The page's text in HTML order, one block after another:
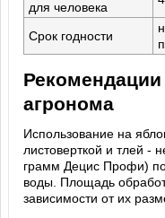
для человека
Срок годности
агронома
Использование на
листоверткой и тлей -
грамм Децис Профи)
воды. Площадь
зависимости от их